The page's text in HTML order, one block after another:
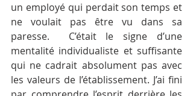
un employé qui perdait son temps et
ne voulait pas être vu dans sa
paresse.  C’était le signe d’une
mentalité individualiste et suffisante
qui ne cadrait absolument pas avec
les valeurs de l’établissement. J’ai fini